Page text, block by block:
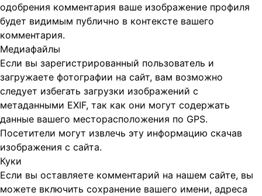
одобрения комментария ваше изображение профиля
будет видимым публично в контексте вашего
комментария.
Медиафайлы
Если вы зарегистрированный пользователь и
загружаете фотографии на сайт, вам возможно
следует избегать загрузки изображений с
метаданными EXIF, так как они могут содержать
данные вашего месторасположения по GPS.
Посетители могут извлечь эту информацию скачав
изображения с сайта.
Куки
Если вы оставляете комментарий на нашем сайте, вы
можете включить сохранение вашего имени, адреса